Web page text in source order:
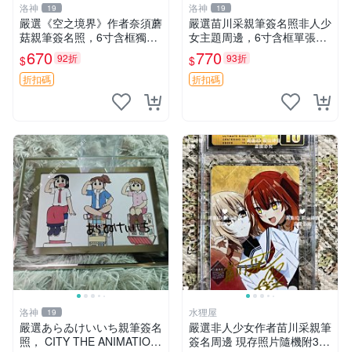
洛神 19
嚴選《空之境界》作者奈須蘑
菇親筆簽名照，6寸含框獨家
周邊。收藏級簽名照片，確保
真偽。每張皆為珍藏好物。
空之境界 簽名 照片
$670 92折
折扣碼
洛神 19
嚴選苗川采親筆簽名照非人少
女主題周邊，6寸含框單張照
片，限量收藏推薦 非人少女
苗川采 簽名照 6寸
$770 93折
折扣碼
洛神 19
嚴選あらゐけいいち親筆簽名
照， CITY THE ANIMATION
水狸屋
嚴選非人少女作者苗川采親筆
簽名周邊 現存照片隨機附3張